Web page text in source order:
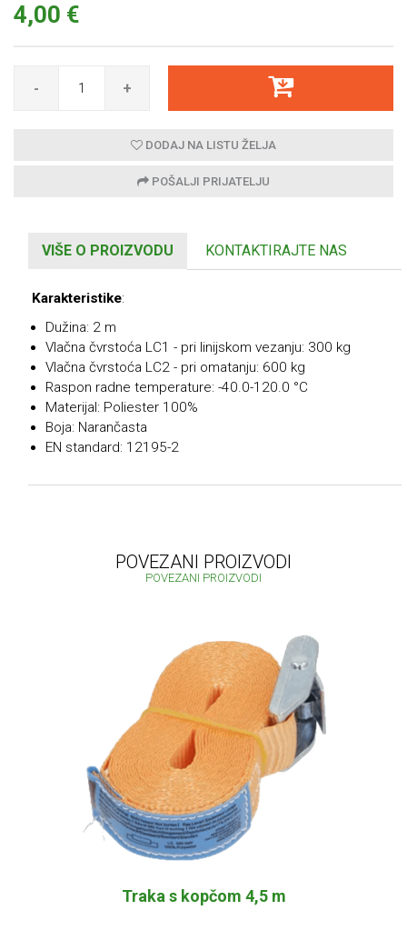
4,00 €
- +
DODAJ NA LISTU ŽELJA
POŠALJI PRIJATELJU
VIŠE O PROIZVODU KONTAKTIRAJTE NAS
Karakteristike:
Dužina: 2 m
Vlačna čvrstoća LC1 - pri linijskom vezanju: 300 kg
Vlačna čvrstoća LC2 - pri omatanju: 600 kg
Raspon radne temperature: -40.0-120.0 °C
Materijal: Poliester 100%
Boja: Narančasta
EN standard: 12195-2
POVEZANI PROIZVODI
POVEZANI PROIZVODI
Traka s kopčom 4,5 m